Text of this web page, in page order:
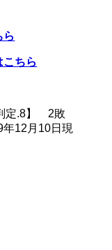
ら
ちら
定.8】 2敗
12月10日現